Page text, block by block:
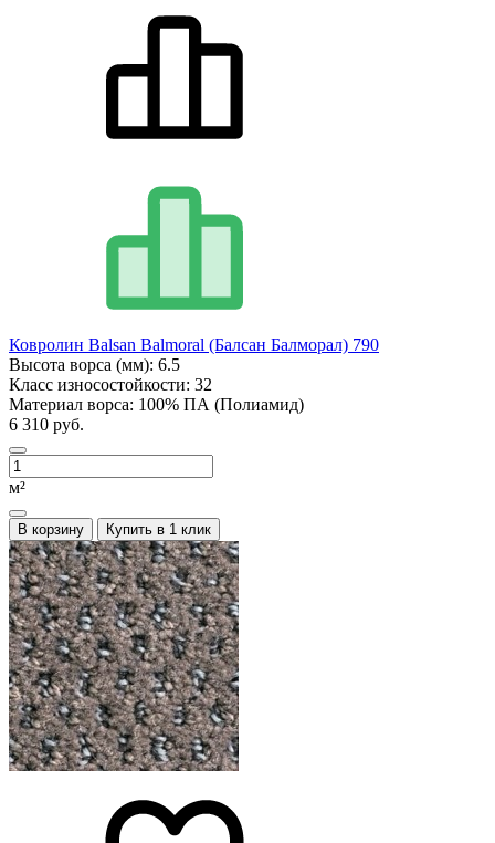
Ковролин Balsan Balmoral (Балсан Балморал) 790
Высота ворса (мм): 6.5
Класс износостойкости: 32
Материал ворса: 100% ПА (Полиамид)
6 310 руб.
м²
В корзину Купить в 1 клик